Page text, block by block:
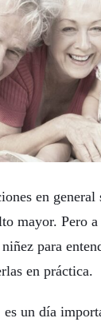
en general
mayor. Pero a
para
en práctica.
un día